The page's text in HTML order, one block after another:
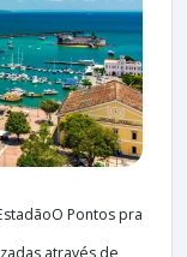
Pontos pra
através de